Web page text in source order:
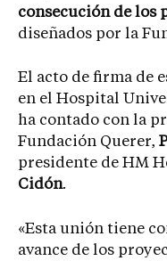
consecución de los
diseñados por la
El acto de firma de
en el Hospital
ha contado con la
Fundación Querer,
presidente de HM
Cidón.
«Esta unión tiene
avance de los